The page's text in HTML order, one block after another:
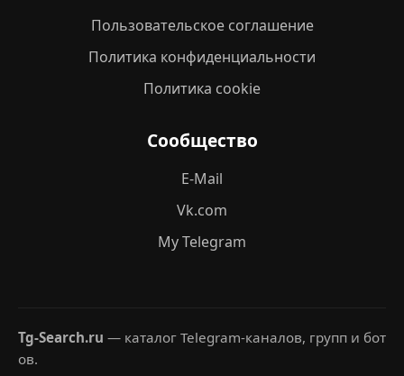
Пользовательское соглашение
Политика конфиденциальности
Политика cookie
Сообщество
E-Mail
Vk.com
My Telegram
Tg-Search.ru — каталог Telegram-каналов, групп и бот
ов.